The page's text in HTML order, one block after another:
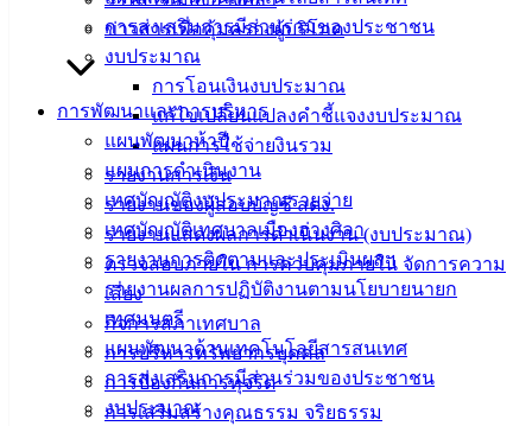
การส่งเสริมการมีส่วนร่วมของประชาชน
งบประมาณ
การโอนเงินงบประมาณ
แก้ไขเปลี่ยนแปลงคำชี้แจงงบประมาณ
แผนการใช้จ่ายงินรวม
รายงานการเงิน
รายงานของผู้สอบบัญชี สตง.
รายงานแสดงผลการดำเนินงาน (งบประมาณ)
ตรวจสอบภายใน การควบคุมภายใน จัดการความ
เสี่ยง
กิจการสภาเทศบาล
การบริหารทรัพยากรบุคคล
การป้องกันการทุจริต
การเสริมสร้างคุณธรรม จริยธรรม
ข่าวสารเพื่อคุ้มครองผู้บริโภค
การพัฒนาและการบริหาร
แผนพัฒนาห้าปี
แผนการดำเนินงาน
เทศบัญญัติงบประมาณรายจ่าย
เทศบัญญัติเทศบาลเมืองอ่างศิลา
รายงานการติดตามและประเมินผลฯ
รายงานผลการปฏิบัติงานตามนโยบายนายก
เทศมนตรี
แผนพัฒนาด้านเทคโนโลยีสารสนเทศ
การส่งเสริมการมีส่วนร่วมของประชาชน
งบประมาณ
เทศบาล
เมืองอ่าง
ศิลา
สำนักงาน
เทศบาลเมือง
อ่างศิลา 90/338
ม.3 ต.เสม็ด
อ.เมือง จ.ชลบุรี
038-
142-100-104